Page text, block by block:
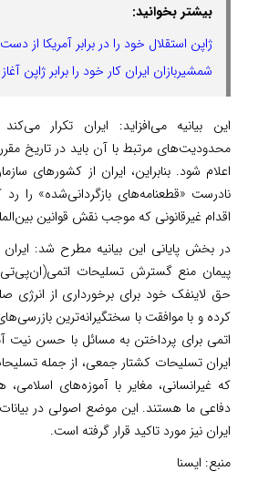
بیشتر بخوانید:
ژاپن استقلال خود را در برابر آمریکا از
شمشیربازان ایران کار خود را برابر ژاپن
اعلام شود. بنابراین، ایران از کشورهای
نادرست «قطعنامه‌های بازگردانی‌شده» را
اقدام غیرقانونی که موجب نقش قوانین
در بخش پایانی این بیانیه مطرح شد:
پیمان منع گسترش تسلیحات
حق لاینفک خود برای برخورداری از انرژی
کرده و با موافقت با سختگیرانه‌ترین
اتمی برای پرداختن به مسائل با حسن نیت
ایران تسلیحات کشتار جمعی، از جمله
که غیرانسانی‌، ‌مغایر با آموزه‌های اسلامی،
دفاعی ما هستند. این موضع اصولی در
ایران نیز مورد تاکید قرار گرفته است.
منبع: ایسنا